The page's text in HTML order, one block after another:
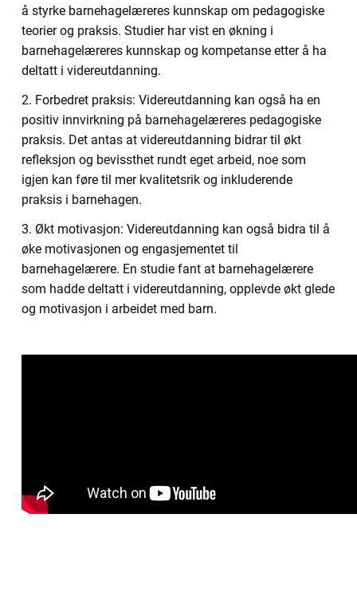
å styrke barnehagelæreres kunnskap om pedagogiske
teorier og praksis. Studier har vist en økning i
barnehagelæreres kunnskap og kompetanse etter å ha
deltatt i videreutdanning.
2. Forbedret praksis: Videreutdanning kan også ha en
positiv innvirkning på barnehagelæreres pedagogiske
praksis. Det antas at videreutdanning bidrar til økt
refleksjon og bevissthet rundt eget arbeid, noe som
igjen kan føre til mer kvalitetsrik og inkluderende
praksis i barnehagen.
3. Økt motivasjon: Videreutdanning kan også bidra til å
øke motivasjonen og engasjementet til
barnehagelærere. En studie fant at barnehagelærere
som hadde deltatt i videreutdanning, opplevde økt glede
og motivasjon i arbeidet med barn.